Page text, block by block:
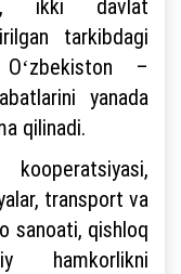
ikki davlat
tarkibdagi
–
yanada
qilinadi.
transport va
sanoati, qishloq
hamkorlikni